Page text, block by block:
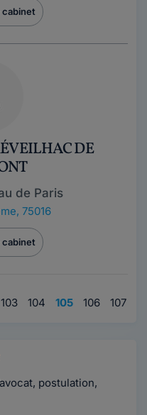
DE
de Paris
75016
103 104 105 106 107
postulation,